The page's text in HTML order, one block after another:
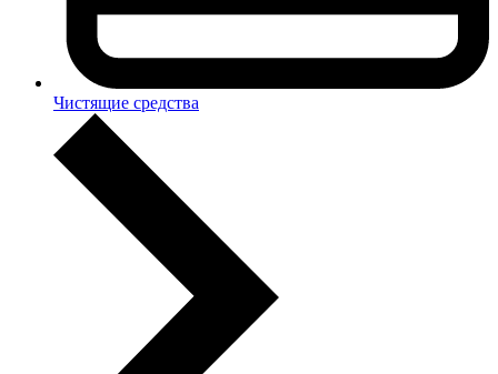
Чистящие средства